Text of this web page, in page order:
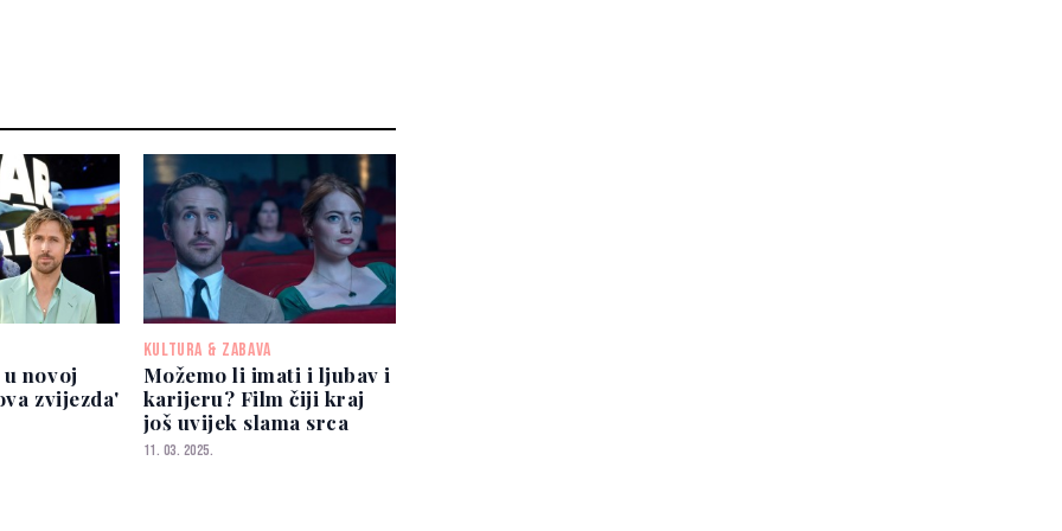
novoj
zvijezda'
KULTURA & ZABAVA
Možemo li imati i ljubav i
karijeru? Film čiji kraj
još uvijek slama srca
11. 03. 2025.